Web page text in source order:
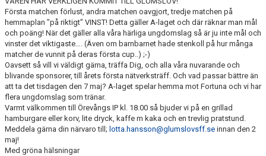
MATCHER
VÅRA LAG
BLI MEDLEM
KLÄDKOLLEKTION
FOTBOLLSSKOLAN 2026
Första matchen förlust, andra matchen oavgjort, tredje matchen på
hemmaplan ”på riktigt” VINST! Detta gäller A-laget och där räknar man mål
och poäng! När det gäller alla våra härliga ungdomslag så är ju inte mål och
vinster det viktigaste…. (Även om barnbarnet hade stenkoll på hur många
matcher de vunnit på deras första cup..) ;-)
Oavsett så vill vi väldigt gärna, träffa Dig, och alla våra nuvarande och
blivande sponsorer, till årets första nätverksträff. Och vad passar bättre än
att ta det tisdagen den 7 maj? A-laget spelar hemma mot Fortuna och vi har
flera ungdomslag som tränar.
Varmt välkommen till Örevångs IP kl. 18.00 så bjuder vi på en grillad
hamburgare eller korv, lite dryck, kaffe m kaka och en trevlig pratstund.
Meddela gärna din närvaro till; lotta.hansson@glumslovsff.se innan den 2
maj!
Med gröna hälsningar